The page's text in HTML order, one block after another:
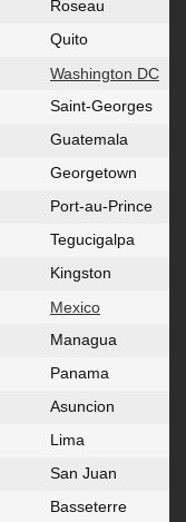
Roseau
Quito
Washington DC
Saint-Georges
Guatemala
Georgetown
Port-au-Prince
Tegucigalpa
Kingston
Mexico
Managua
Panama
Asuncion
Lima
San Juan
Basseterre